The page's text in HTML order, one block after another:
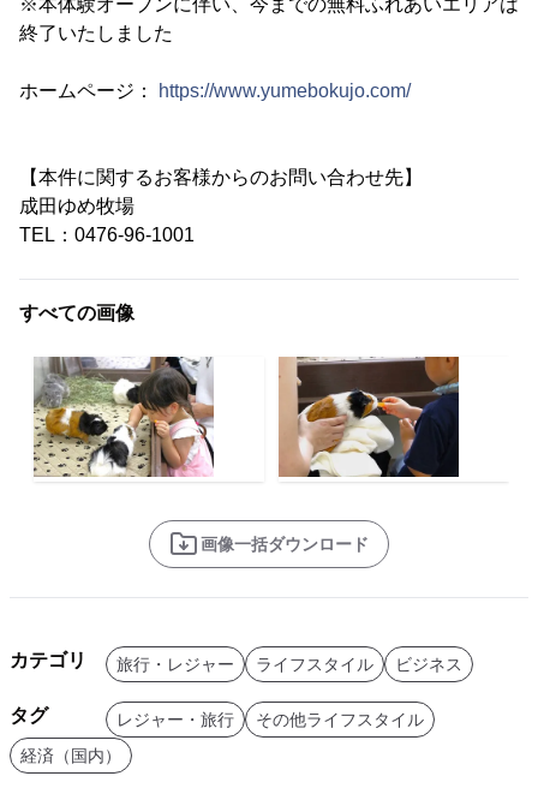
終了いたしました
ホームページ： https://www.yumebokujo.com/
【本件に関するお客様からのお問い合わせ先】
成田ゆめ牧場
TEL：0476-96-1001
すべての画像
画像一括ダウンロード
カテゴリ 旅行・レジャー ライフスタイル ビジネス
タグ レジャー・旅行
その他ライフスタイル
経済（国内）